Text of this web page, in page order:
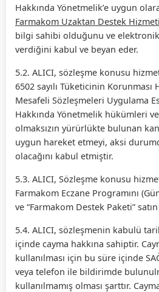
Hakkında Yönetmelik’e uygun
Farmakom Uzaktan Destek
bilgi sahibi olduğunu ve
verdiğini kabul ve beyan eder.
5.2. ALICI, sözleşme konusu
6502 sayılı Tüketicinin Korunması
Mesafeli Sözleşmeleri Uygulama
Hakkında Yönetmelik hükümleri ve
olmaksızın yürürlükte bulunan
uygun hareket etmeyi, aksi
olacağını kabul etmiştir.
5.3. ALICI, Sözleşme konusu
Farmakom Eczane Programını
ve “Farmakom Destek Paketi” satın
5.4. ALICI, sözleşmenin kabulü
içinde cayma hakkına sahiptir.
kullanılması için bu süre içinde
veya telefon ile bildirimde
kullanılmamış olması şarttır.